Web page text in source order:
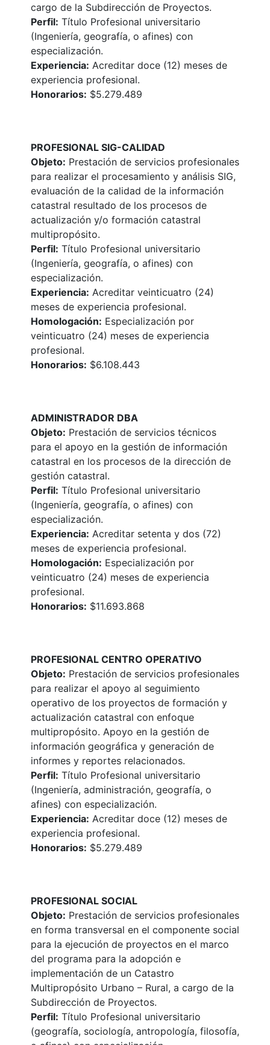
cargo de la Subdirección de Proyectos.
Perfil: Título Profesional universitario
(Ingeniería, geografía, o afines) con
especialización.
Experiencia: Acreditar doce (12) meses de
experiencia profesional.
Honorarios: $5.279.489
PROFESIONAL SIG-CALIDAD
Objeto: Prestación de servicios profesionales
para realizar el procesamiento y análisis SIG,
evaluación de la calidad de la información
catastral resultado de los procesos de
actualización y/o formación catastral
multipropósito.
Perfil: Título Profesional universitario
(Ingeniería, geografía, o afines) con
especialización.
Experiencia: Acreditar veinticuatro (24)
meses de experiencia profesional.
Homologación: Especialización por
veinticuatro (24) meses de experiencia
profesional.
Honorarios: $6.108.443
ADMINISTRADOR DBA
Objeto: Prestación de servicios técnicos
para el apoyo en la gestión de información
catastral en los procesos de la dirección de
gestión catastral.
Perfil: Título Profesional universitario
(Ingeniería, geografía, o afines) con
especialización.
Experiencia: Acreditar setenta y dos (72)
meses de experiencia profesional.
Homologación: Especialización por
veinticuatro (24) meses de experiencia
profesional.
Honorarios: $11.693.868
PROFESIONAL CENTRO OPERATIVO
Objeto: Prestación de servicios profesionales
para realizar el apoyo al seguimiento
operativo de los proyectos de formación y
actualización catastral con enfoque
multipropósito. Apoyo en la gestión de
información geográfica y generación de
informes y reportes relacionados.
Perfil: Título Profesional universitario
(Ingeniería, administración, geografía, o
afines) con especialización.
Experiencia: Acreditar doce (12) meses de
experiencia profesional.
Honorarios: $5.279.489
PROFESIONAL SOCIAL
Objeto: Prestación de servicios profesionales
en forma transversal en el componente social
para la ejecución de proyectos en el marco
del programa para la adopción e
implementación de un Catastro
Multipropósito Urbano – Rural, a cargo de la
Subdirección de Proyectos.
Perfil: Título Profesional universitario
(geografía, sociología, antropología, filosofía,